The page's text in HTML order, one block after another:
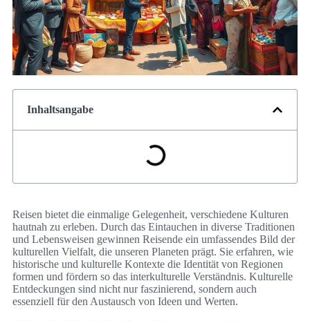
Inhaltsangabe
Reisen bietet die einmalige Gelegenheit, verschiedene Kulturen
hautnah zu erleben. Durch das Eintauchen in diverse Traditionen
und Lebensweisen gewinnen Reisende ein umfassendes Bild der
kulturellen Vielfalt, die unseren Planeten prägt. Sie erfahren, wie
historische und kulturelle Kontexte die Identität von Regionen
formen und fördern so das interkulturelle Verständnis. Kulturelle
Entdeckungen sind nicht nur faszinierend, sondern auch
essenziell für den Austausch von Ideen und Werten.